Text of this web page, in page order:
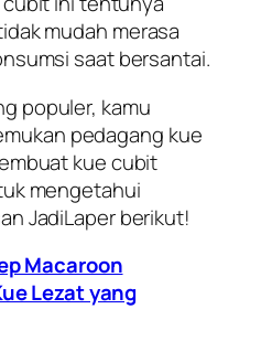
mudah merasa
saat bersantai.
populer, kamu
pedagang kue
kue cubit
mengetahui
JadiLaper berikut!
Macaroon
Lezat yang